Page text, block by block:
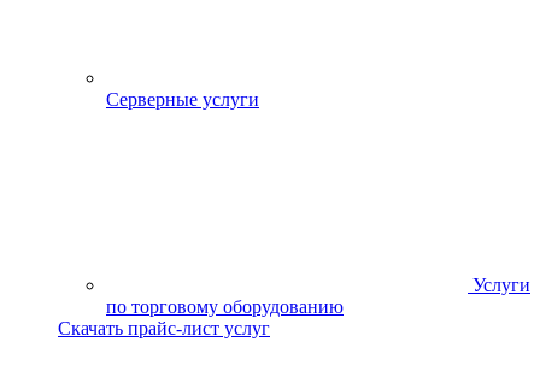
Серверные услуги
Услуги
по торговому оборудованию
Скачать прайс-лист услуг